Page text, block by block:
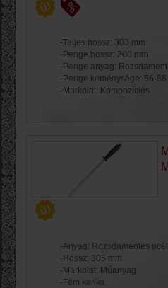
-Teljes hossz: 303 mm
-Penge hossz: 200 mm
-Penge anyag:
-Penge keménysége: 56-58
-Markolat: Kompozíciós
-Anyag: Rozsdamentes acél
-Hossz: 305 mm
-Markolat: Műanyag
-Fém karika